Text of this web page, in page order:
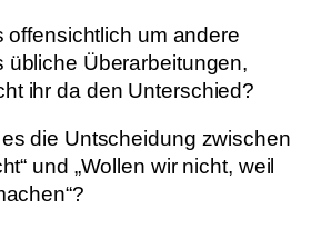
offensichtlich um andere
übliche Überarbeitungen,
ihr da den Unterschied?
die Untscheidung zwischen
und „Wollen wir nicht, weil